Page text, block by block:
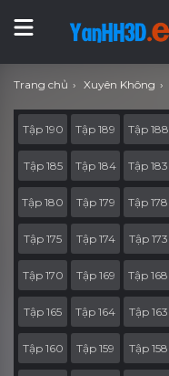
Trang chủ Xuyên Không
Tập 190 Tập 189 Tập 188
Tập 185 Tập 184 Tập 183
Tập 180 Tập 179 Tập 178
Tập 175 Tập 174 Tập 173
Tập 170 Tập 169 Tập 168
Tập 165 Tập 164 Tập 163
Tập 160 Tập 159 Tập 158